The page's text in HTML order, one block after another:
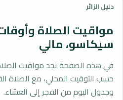
دليل الزائر
مواقيت الصلاة
سيكاسو، مالي
في هذه الصفحة تجد مواقيت
وجدول اليوم من الفجر إلى العشاء.